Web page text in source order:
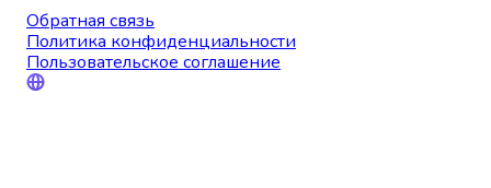
Обратная связь
Политика конфиденциальности
Пользовательское соглашение